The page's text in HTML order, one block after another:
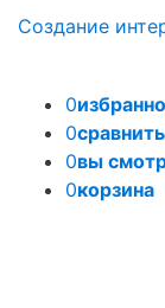
Создание
0
0сравнить
0вы
0корзина